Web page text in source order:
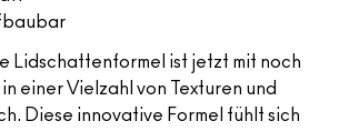
Lidschattenformel ist jetzt mit noch
einer Vielzahl von Texturen und
Diese innovative Formel fühlt sich